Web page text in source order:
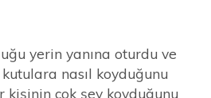
yerin yanına oturdu ve
nasıl koyduğunu
kişinin çok şey koyduğunu